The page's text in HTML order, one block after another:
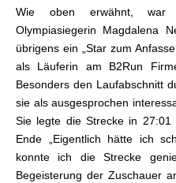
Wie oben erwähnt, war
Olympiasiegerin Magdalena
übrigens ein „Star zum
als Läuferin am B2Run
Besonders den Laufabschnitt
sie als ausgesprochen
Sie legte die Strecke in
Ende „Eigentlich hätte ich
konnte ich die Strecke
Begeisterung der Zuschauer